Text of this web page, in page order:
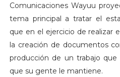
Comunicaciones Wayuu
tema principal a tratar el
que en el ejercicio de realizar
la creación de documentos
producción de un trabajo
que su gente le mantiene.